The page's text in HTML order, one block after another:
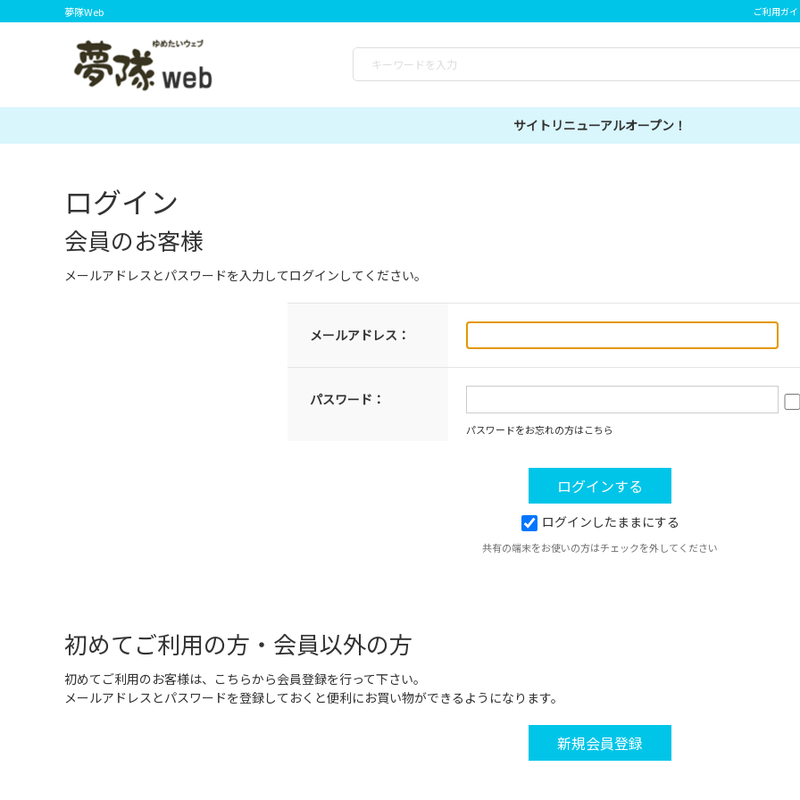
夢隊Web ご利用ガイ
サイトリニューアルオープン！
ログイン
会員のお客様
メールアドレスとパスワードを入力してログインしてください。
メールアドレス：
パスワード：
パスワードをお忘れの方はこちら
ログインしたままにする
共有の端末をお使いの方はチェックを外してください
初めてご利用の方・会員以外の方
初めてご利用のお客様は、こちらから会員登録を行って下さい。
メールアドレスとパスワードを登録しておくと便利にお買い物ができるようになります。